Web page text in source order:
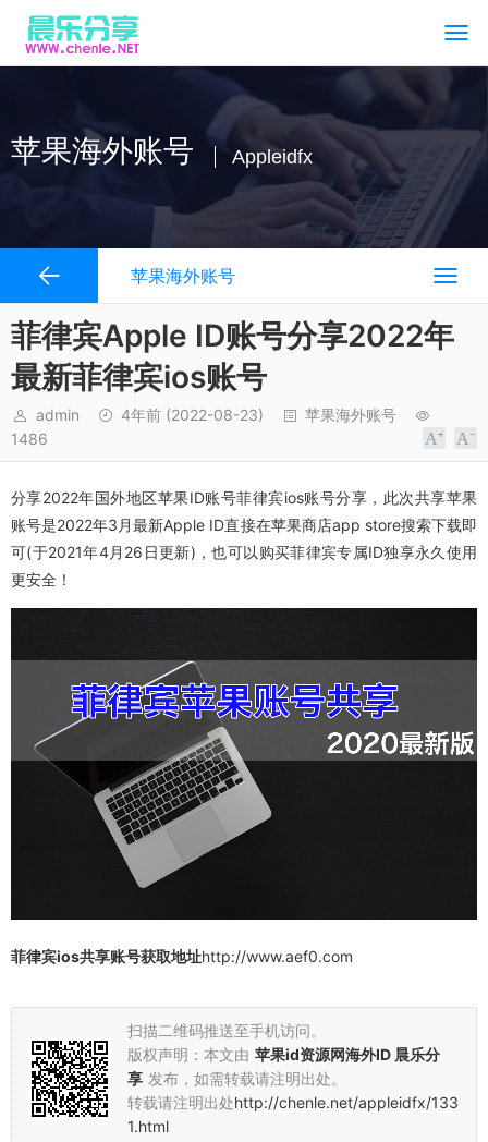
苹果海外账号 Appleidfx
苹果海外账号
菲律宾Apple ID账号分享2022年
最新菲律宾ios账号
admin 4年前 (2022-08-23)
苹果海外账号
1486
分享2022年国外地区苹果ID账号菲律宾ios账号分享，此次共享苹果
账号是2022年3月最新Apple ID直接在苹果商店app store搜索下载即
可(于2021年4月26日更新)，也可以购买菲律宾专属ID独享永久使用
更安全！
菲律宾ios共享账号获取地址http://www.aef0.com
扫描二维码推送至手机访问。
版权声明：本文由 苹果id资源网海外ID 晨乐分
享 发布，如需转载请注明出处。
转载请注明出处http://chenle.net/appleidfx/133
1.html